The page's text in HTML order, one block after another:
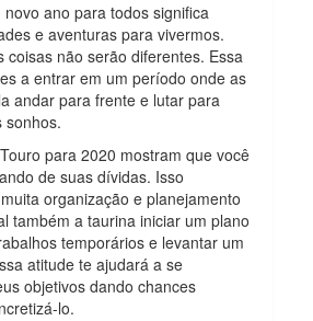
ano para todos significa
e aventuras para vivermos.
coisas não serão diferentes. Essa
a entrar em um período onde as
andar para frente e lutar para
sonhos.
para 2020 mostram que você
de suas dívidas. Isso
organização e planejamento
também a taurina iniciar um plano
temporários e levantar um
atitude te ajudará a se
objetivos dando chances
lo.